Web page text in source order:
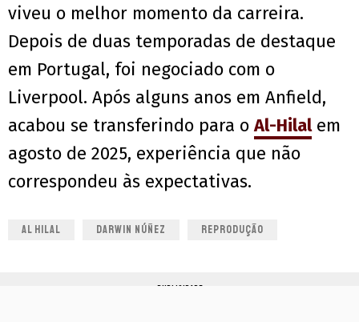
viveu o melhor momento da carreira.
Depois de duas temporadas de destaque
em Portugal, foi negociado com o
Liverpool. Após alguns anos em Anfield,
acabou se transferindo para oAl-Hilalem
agosto de 2025, experiência que não
correspondeu às expectativas.
AL HILAL DARWIN NÚÑEZ REPRODUÇÃO
PUBLICIDADE